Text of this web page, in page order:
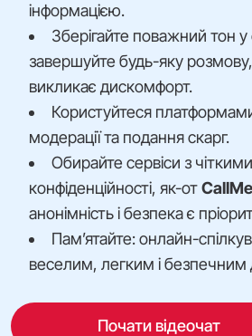
інформацією.
Зберігайте поважний тон у
завершуйте будь-яку
викликає дискомфорт.
Користуйтеся
модерації та подання скарг.
Обирайте сервіси з
конфіденційності, як-от
анонімність і безпека є
Пам’ятайте: онлайн-
веселим, легким і безпечним
Почати відеочат